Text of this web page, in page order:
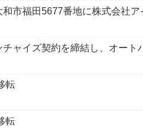
市福田5677番地に株式会社ア
ャイズ契約を締結し、オート
転
転